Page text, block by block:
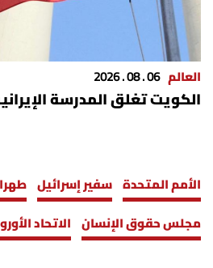
العالم 06 . 08 . 2026
الكويت تغلق المدرسة
الأمم المتحدة سفير إسرائيل
مجلس حقوق الإنسان الاتحاد